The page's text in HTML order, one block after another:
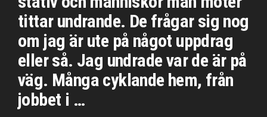
tittar undrande. De frågar sig nog
om jag är ute på något uppdrag
eller så. Jag undrade var de är på
väg. Många cyklande hem, från
jobbet i …